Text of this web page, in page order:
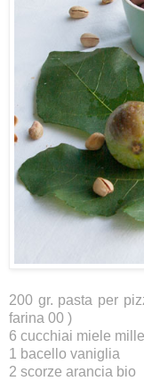
200 gr. pasta per
farina 00 )
6 cucchiai miele
1 bacello vaniglia
2 scorze arancia bio